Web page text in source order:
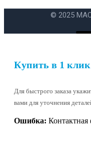
© 2025
Купить в 1 клик
Для быстрого заказа
вами для уточнения
Ошибка: Контактная